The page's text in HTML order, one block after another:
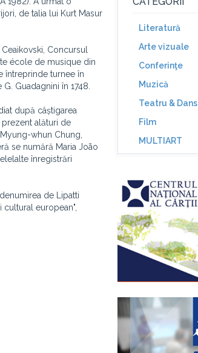
de talia lui Kurt Masur
Concursul
école de musique din
întreprinde turnee în
Guadagnini în 1748.
după câștigarea
prezent alături de
whun Chung,
se numără Maria João
înregistrări
de Lipatti
european",
Literatură
Arte vizuale
Conferinţe
Muzică
Teatru & Dans
Film
MULTIART